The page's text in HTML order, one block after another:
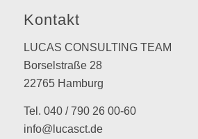
Kontakt
LUCAS CONSULTING TEAM
Borselstraße 28
22765 Hamburg
Tel. 040 / 790 26 00-60
info@lucasct.de